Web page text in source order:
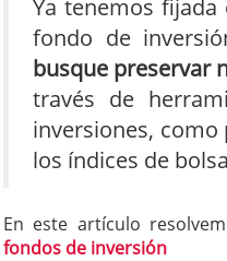
Ya tenemos
fondo de
busque preservar
través de
inversiones, como
los índices de
En este artículo
fondos de inversión